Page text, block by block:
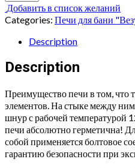
ДЛЯ
БАНИ
ВЕЗУВИЙ
Легенда
22
(270)
выноса
quantity
Добавить в список желаний
Categories: Печи для бани
Description
Description
Преимущество печи в том, что
элементов. На стыке между
шнур с рабочей температурой
печи абсолютно герметична!
собой применяется болтовое
гарантию безопасности при